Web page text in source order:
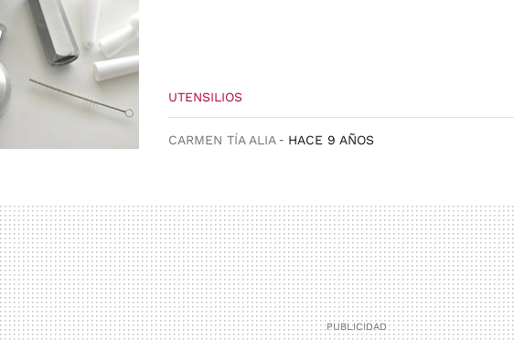
UTENSILIOS
CARMEN TÍA ALIA HACE 9 AÑOS